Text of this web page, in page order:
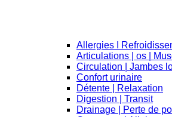
Allergies I
Articulations | os |
Circulation | Jambes
Confort urinaire
Détente | Relaxation
Digestion | Transit
Drainage | Perte de